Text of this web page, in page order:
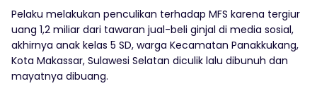
Pelaku melakukan penculikan terhadap MFS karena tergiur
uang 1,2 miliar dari tawaran jual-beli ginjal di media sosial,
akhirnya anak kelas 5 SD, warga Kecamatan Panakkukang,
Kota Makassar, Sulawesi Selatan diculik lalu dibunuh dan
mayatnya dibuang.